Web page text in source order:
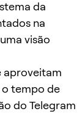
da
na
visão
aproveitam
o tempo de
do Telegram